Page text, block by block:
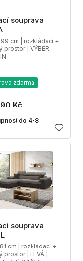
souprava
cm | rozkládací +
prostor | VÝBĚR
zdarma
Kč
do 4-8
souprava
cm | rozkládací +
prostor | LEVÁ |